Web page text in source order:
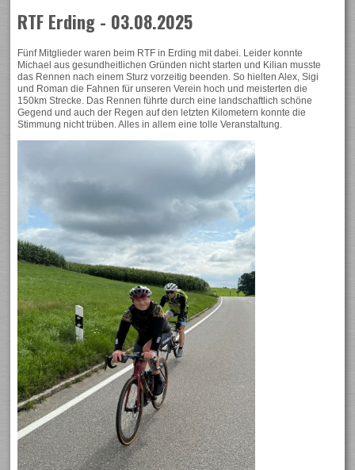
RTF Erding - 03.08.2025
Fünf Mitglieder waren beim RTF in Erding mit dabei. Leider konnte
Michael aus gesundheitlichen Gründen nicht starten und Kilian musste
das Rennen nach einem Sturz vorzeitig beenden. So hielten Alex, Sigi
und Roman die Fahnen für unseren Verein hoch und meisterten die
150km Strecke. Das Rennen führte durch eine landschaftlich schöne
Gegend und auch der Regen auf den letzten Kilometern konnte die
Stimmung nicht trüben. Alles in allem eine tolle Veranstaltung.